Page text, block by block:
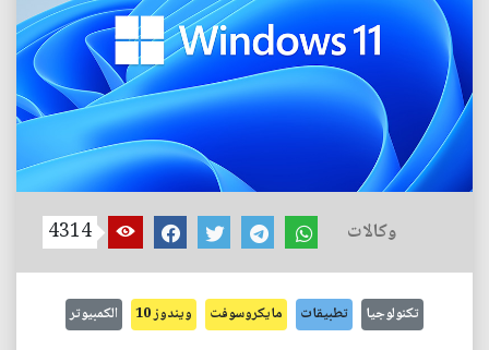
وكالات 4314
تكنولوجيا تطبيقات مايكروسوفت ويندوز 10 الكمبيوتر